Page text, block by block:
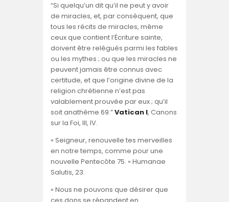
“Si quelqu’un dit qu’il ne peut y avoir
de miracles, et, par conséquent, que
tous les récits de miracles, même
ceux que contient l’Écriture sainte,
doivent être relégués parmi les fables
ou les mythes ; ou que les miracles ne
peuvent jamais être connus avec
certitude, et que l’origine divine de la
religion chrétienne n’est pas
valablement prouvée par eux ; qu’il
soit anathème 69.”Vatican I, Canons
sur la Foi, III, IV.
« Seigneur, renouvelle tes merveilles
en notre temps, comme pour une
nouvelle Pentecôte 75. » Humanae
Salutis, 23.
« Nous ne pouvons que désirer que